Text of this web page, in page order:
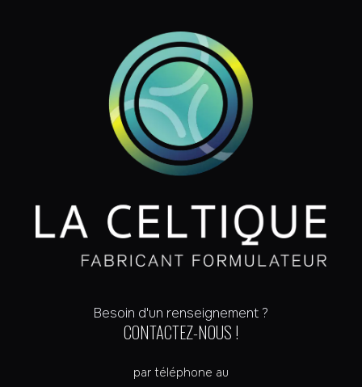
Besoin d'un renseignement ?
CONTACTEZ-NOUS !
par téléphone au